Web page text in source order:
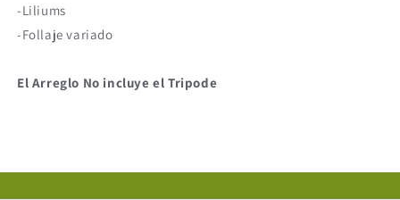
-Liliums
-Follaje variado
El Arreglo No incluye el Tripode